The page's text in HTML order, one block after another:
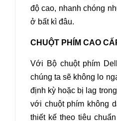
độ cao, nhanh chóng
ở bất kì đâu.
CHUỘT PHÍM CAO
Với Bộ chuột phím
chúng ta sẽ không lo
định kỳ hoặc bị lag
với chuột phím không
thiết kế theo tiêu